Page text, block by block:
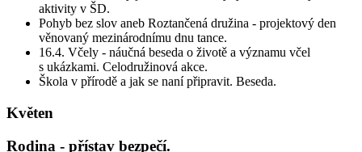
aktivity v ŠD.
Pohyb bez slov aneb Roztančená družina - projektový den
věnovaný mezinárodnímu dnu tance.
16.4. Včely - náučná beseda o životě a významu včel
s ukázkami. Celodružinová akce.
Škola v přírodě a jak se naní připravit. Beseda.
Květen
Rodina - přístav bezpečí.